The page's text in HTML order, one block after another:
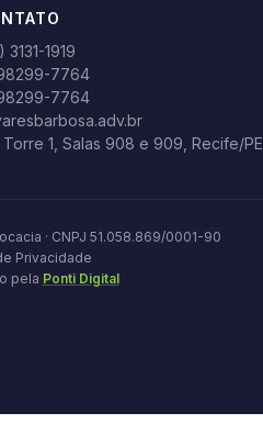
3131-1919
7764
7764
1, Salas 908 e 909, Recife/PE
· CNPJ 51.058.869/0001-90
Privacidade
pela Ponti Digital